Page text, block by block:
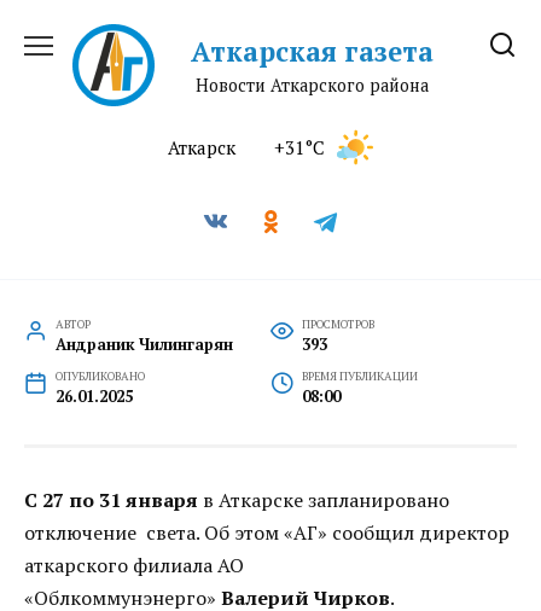
содержанию
Аткарская газета
Новости Аткарского района
Аткарск +31°C
АВТОР
Андраник Чилингарян
ПРОСМОТРОВ
393
ОПУБЛИКОВАНО
26.01.2025
ВРЕМЯ ПУБЛИКАЦИИ
08:00
С 27 по 31 января в Аткарске запланировано
отключение света. Об этом «АГ» сообщил директор
аткарского филиала АО
«Облкоммунэнерго» Валерий Чирков.